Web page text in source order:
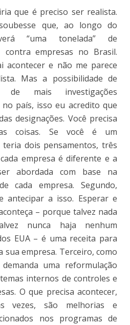
que é preciso ser realista.
que, ao longo do
“uma tonelada” de
contra empresas no Brasil.
acontecer e não me parece
Mas a possibilidade de
de mais investigações
país, isso eu acredito que
designações. Você precisa
coisas. Se você é um
dois pensamentos, três
empresa é diferente e a
abordada com base na
cada empresa. Segundo,
a isso. Esperar e
– porque talvez nada
nunca haja nenhum
EUA – é uma receita para
sua empresa. Terceiro, como
uma reformulação
internos de controles e
O que precisa acontecer,
vezes, são melhorias e
nos programas de